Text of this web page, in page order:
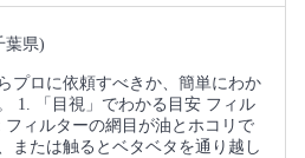
葉県)
プロに依頼すべきか、簡単にわか
1. 「目視」でわかる目安 フィル
ィルターの網目が油とホコリで
または触るとベタベタを通り越し